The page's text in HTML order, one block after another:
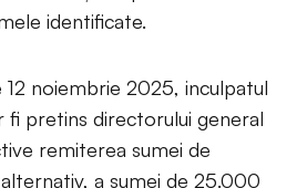
identificate.
noiembrie 2025, inculpatul
fi pretins directorului general
remiterea sumei de
a sumei de 25.000